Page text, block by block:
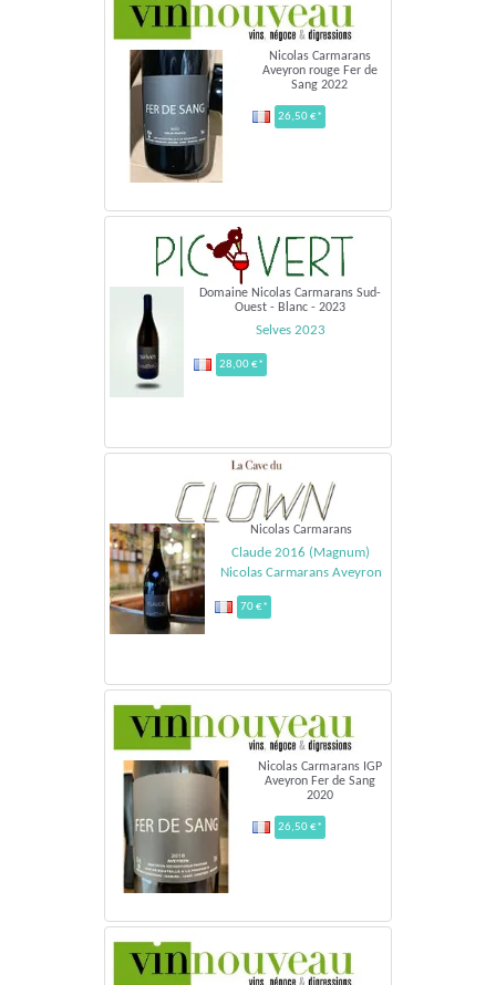
Nicolas Carmarans
Aveyron rouge Fer de
Sang 2022
26,50 €*
Domaine Nicolas Carmarans Sud-
Ouest - Blanc - 2023
Selves 2023
28,00 €*
Nicolas Carmarans
Claude 2016 (Magnum)
Nicolas Carmarans Aveyron
70 €*
Nicolas Carmarans IGP
Aveyron Fer de Sang
2020
26,50 €*